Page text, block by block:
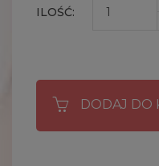
ILOŚĆ:
DODAJ DO